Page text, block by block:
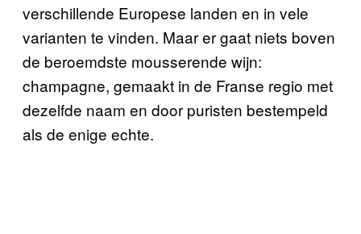
verschillende Europese landen en in vele
varianten te vinden. Maar er gaat niets boven
de beroemdste mousserende wijn:
champagne, gemaakt in de Franse regio met
dezelfde naam en door puristen bestempeld
als de enige echte.